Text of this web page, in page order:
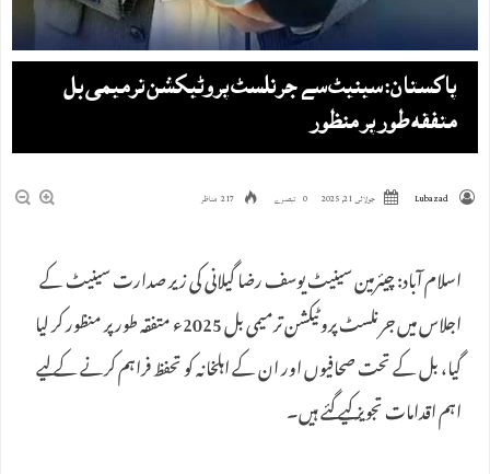
پاکستان: سینیٹ سے جرنلسٹ پروٹیکشن ترمیمی بل
متفقہ طور پر منظور
Lubazad جولائی 21, 2025 0 تبصرے 217 مناظر
اسلام آباد: چیئرمین سینیٹ یوسف رضا گیلانی کی زیر صدارت سینیٹ کے
اجلاس میں جرنلسٹ پروٹیکشن ترمیمی بل 2025ء متفقہ طور پر منظور کر لیا
گیا، بل کے تحت صحافیوں اور ان کے اہلخانہ کو تحفظ فراہم کرنے کے لیے
اہم اقدامات تجویز کیے گئے ہیں۔